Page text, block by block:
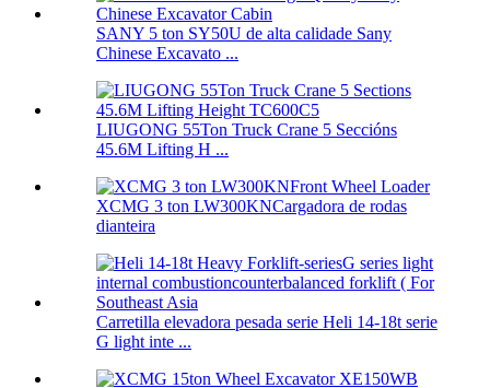
SANY 5 ton SY50U de alta calidade Sany
Chinese Excavato ...
LIUGONG 55Ton Truck Crane 5 Seccións
45.6M Lifting H ...
XCMG 3 ton LW300KNCargadora de rodas
dianteira
Carretilla elevadora pesada serie Heli 14-18t serie
G light inte ...